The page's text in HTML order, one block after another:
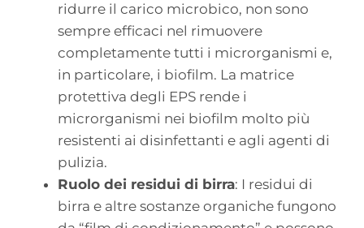
ridurre il carico microbico, non sono
sempre efficaci nel rimuovere
completamente tutti i microrganismi e,
in particolare, i biofilm. La matrice
protettiva degli EPS rende i
microrganismi nei biofilm molto più
resistenti ai disinfettanti e agli agenti di
pulizia.
Ruolo dei residui di birra: I residui di
birra e altre sostanze organiche fungono